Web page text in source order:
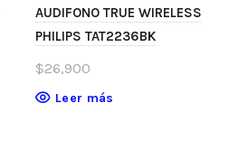
AUDIFONO TRUE WIRELESS
PHILIPS TAT2236BK
$26,900
Leer más